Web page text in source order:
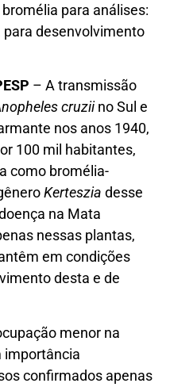
para análises:
desenvolvimento
– A transmissão
cruziino Sul e
nos anos 1940,
100 mil habitantes,
como bromélia-
Kerteszia desse
na Mata
nessas plantas,
em condições
desta e de
menor na
importância
confirmados apenas